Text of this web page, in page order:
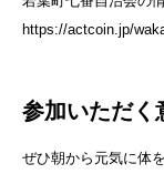
https://actcoin.jp/
参加いただく
ぜひ朝から元気に体